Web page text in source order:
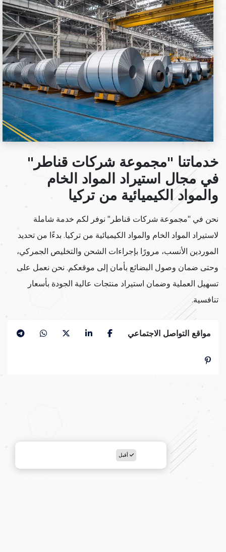
خدماتنا "مجموعة شركات قناطر"
في مجال استيراد المواد الخام
والمواد الكيميائية من تركيا
نحن في "مجموعة شركات قناطر" نوفر لكم خدمة شاملة
لاستيراد المواد الخام والمواد الكيميائية من تركيا. بدءًا من تحديد
الموردين الأنسب، مرورًا بإجراءات الشحن والتخليص الجمركي،
وحتى ضمان وصول البضائع بأمان إلى موقعكم. نحن نعمل على
تسهيل العملية وضمان استيراد منتجات عالية الجودة بأسعار
تنافسية.
مواقع التواصل الاجتماعي
أقبل